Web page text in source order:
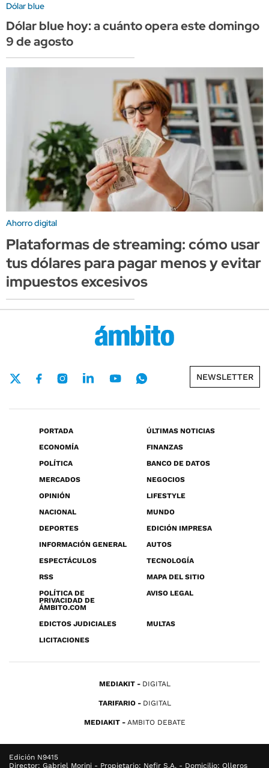
Dólar blue
Dólar blue hoy: a cuánto opera este domingo
9 de agosto
Ahorro digital
Plataformas de streaming: cómo usar
tus dólares para pagar menos y evitar
impuestos excesivos
NEWSLETTER
PORTADA
ÚLTIMAS NOTICIAS
ECONOMÍA
FINANZAS
POLÍTICA
BANCO DE DATOS
MERCADOS
NEGOCIOS
OPINIÓN
LIFESTYLE
NACIONAL
MUNDO
DEPORTES
EDICIÓN IMPRESA
INFORMACIÓN GENERAL
AUTOS
ESPECTÁCULOS
TECNOLOGÍA
RSS
MAPA DEL SITIO
POLÍTICA DE
PRIVACIDAD DE
ÁMBITO.COM
AVISO LEGAL
EDICTOS JUDICIALES
MULTAS
LICITACIONES
MEDIAKIT DIGITAL
TARIFARIO DIGITAL
MEDIAKIT AMBITO DEBATE
Edición N9415
Director: Gabriel Morini - Propietario: Nefir S.A. - Domicilio: Olleros